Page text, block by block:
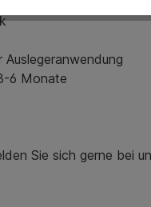
6 Monate
Sie sich gerne bei